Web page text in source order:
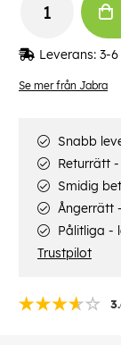
Se mer från Jabra
Leverans: 3-
Snabb
Returrätt
Smidig
Ångerrätt
Pålitliga -
Trustpilot